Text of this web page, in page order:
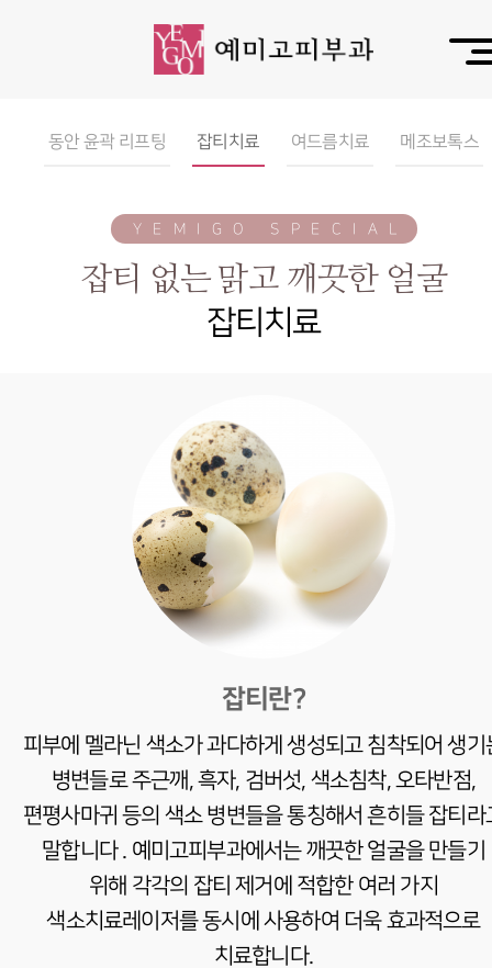
동안 윤곽 리프팅 잡티치료 여드름치료 메조보톡스
YEMIGO SPECIAL
잡티 없는 맑고 깨끗한 얼굴
잡티치료
잡티란?
피부에 멜라닌 색소가 과다하게 생성되고 침착되어 생기
병변들로 주근깨, 흑자, 검버섯, 색소침착, 오타반점,
편평사마귀 등의 색소 병변들을 통칭해서 흔히들 잡티라
말합니다 . 예미고피부과에서는 깨끗한 얼굴을 만들기
위해 각각의 잡티 제거에 적합한 여러 가지
색소치료레이저를 동시에 사용하여 더욱 효과적으로
치료합니다.